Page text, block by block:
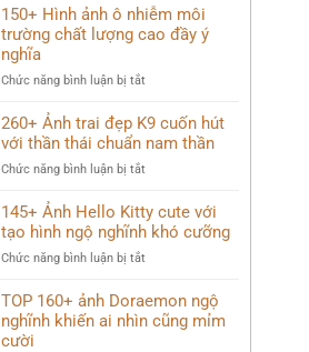
da
gà
và
chill
mạng
hội
270+
chuẩn
thần
trong
giới
150+ Hình ảnh ô nhiễm môi
trường chất lượng cao đầy ý
nghĩa
Chức năng bình luận bị tắt
Hình
nhiễm
trường
chất
ý
nghĩa
260+ Ảnh trai đẹp K9 cuốn hút
với thần thái chuẩn nam thần
Chức năng bình luận bị tắt
Ảnh
trai
K9
hút
với
145+ Ảnh Hello Kitty cute với
tạo hình ngộ nghĩnh khó cưỡng
Chức năng bình luận bị tắt
Ảnh
Hello
TOP 160+ ảnh Doraemon ngộ
nghĩnh khiến ai nhìn cũng mỉm
cười